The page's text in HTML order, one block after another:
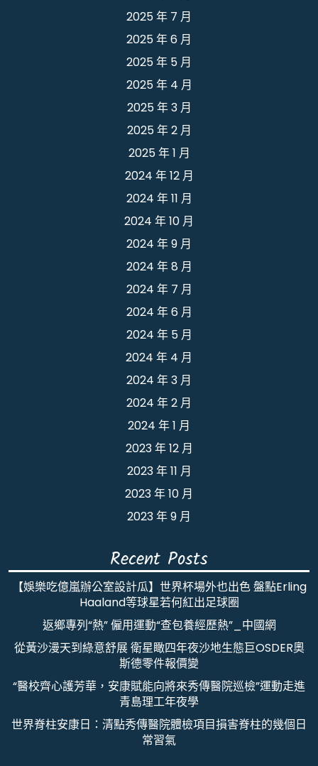
2025 年 7 月
2025 年 6 月
2025 年 5 月
2025 年 4 月
2025 年 3 月
2025 年 2 月
2025 年 1 月
2024 年 12 月
2024 年 11 月
2024 年 10 月
2024 年 9 月
2024 年 8 月
2024 年 7 月
2024 年 6 月
2024 年 5 月
2024 年 4 月
2024 年 3 月
2024 年 2 月
2024 年 1 月
2023 年 12 月
2023 年 11 月
2023 年 10 月
2023 年 9 月
Recent Posts
【娛樂吃億嵐辦公室設計瓜】世界杯場外也出色 盤點Erling
Haaland等球星若何紅出足球圈
返鄉專列“熱” 僱用運動“查包養經歷熱”_中國網
從黃沙漫天到綠意舒展 衛星瞰四年夜沙地生態巨OSDER奧
斯德零件報價變
“醫校齊心護芳華，安康賦能向將來秀傳醫院巡檢”運動走進
青島理工年夜學
世界脊柱安康日：清點秀傳醫院體檢項目損害脊柱的幾個日
常習氣